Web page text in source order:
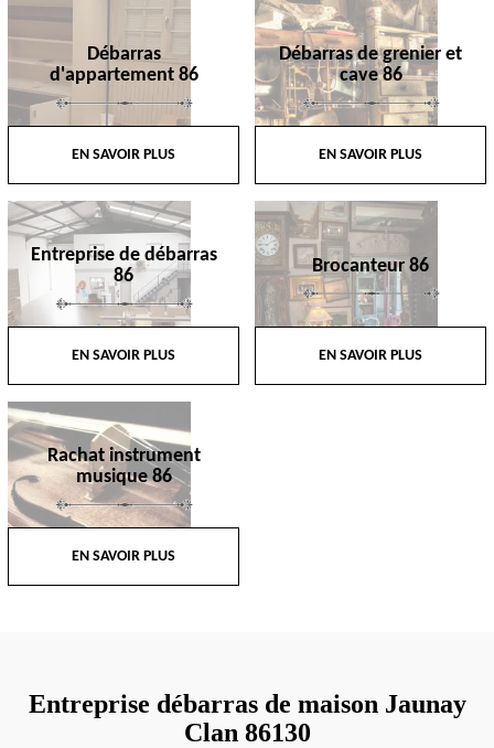
Débarras
d'appartement 86
EN SAVOIR PLUS
Débarras de grenier et
cave 86
EN SAVOIR PLUS
Entreprise de débarras
86
EN SAVOIR PLUS
Brocanteur 86
EN SAVOIR PLUS
Rachat instrument
musique 86
EN SAVOIR PLUS
Entreprise débarras de maison Jaunay
Clan 86130